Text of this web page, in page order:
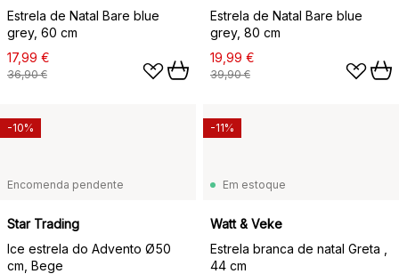
Estrela de Natal Bare blue
grey, 60 cm
17,99 €
36,90 €
Estrela de Natal Bare blue
grey, 80 cm
19,99 €
39,90 €
Encomenda pendente
Star Trading
Ice estrela do Advento Ø50
cm, Bege
-10%
Em estoque
Watt & Veke
Estrela branca de natal Greta ,
44 cm
-11%